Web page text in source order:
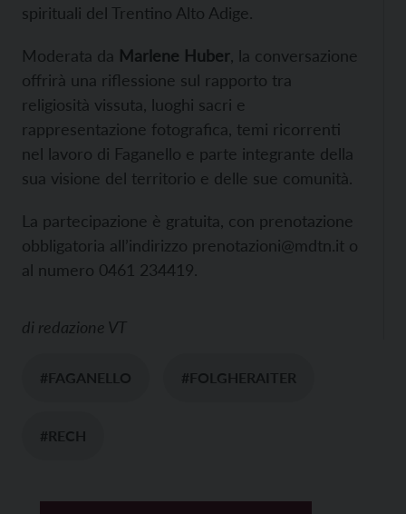
spirituali del Trentino Alto Adige.
Moderata da Marlene Huber , la conversazione
offrirà una riflessione sul rapporto tra
religiosità vissuta, luoghi sacri e
rappresentazione fotografica, temi ricorrenti
nel lavoro di Faganello e parte integrante della
sua visione del territorio e delle sue comunità.
La partecipazione è gratuita, con prenotazione
obbligatoria all’indirizzo prenotazioni@mdtn.it o
al numero 0461 234419.
di redazione VT
#FAGANELLO #FOLGHERAITER
#RECH